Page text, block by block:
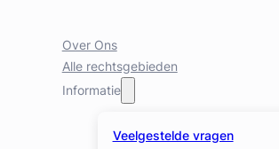
Over Ons
Alle rechtsgebieden
Informatie
Veelgestelde vragen